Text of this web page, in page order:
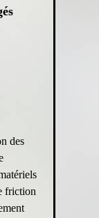
des
friction